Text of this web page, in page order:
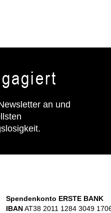
an und
Spendenkonto ERSTE BANK
IBANAT38 2011 1284 3049